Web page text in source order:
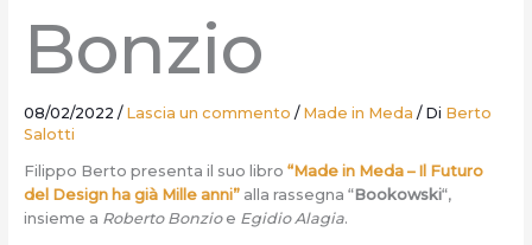
Bonzio
08/02/2022 / Lascia un commento / Made in Meda / Di Berto
Salotti
Filippo Berto presenta il suo libro “Made in Meda – Il Futuro
del Design ha già Mille anni”alla rassegna “Bookowski“,
insieme a Roberto Bonzioe Egidio Alagia.